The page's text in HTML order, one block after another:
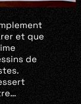
et que
de